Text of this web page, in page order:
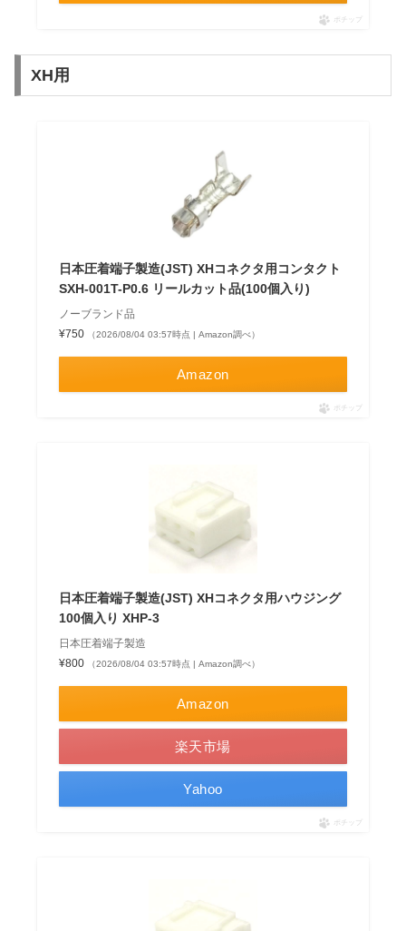
ポチップ
XH用
日本圧着端子製造(JST) XHコネクタ用コンタクト
SXH-001T-P0.6 リールカット品(100個入り)
ノーブランド品
¥750
（2026/08/04 03:57時点 | Amazon調べ）
Amazon
ポチップ
日本圧着端子製造(JST) XHコネクタ用ハウジング
100個入り XHP-3
日本圧着端子製造
¥800
（2026/08/04 03:57時点 | Amazon調べ）
Amazon
楽天市場
Yahoo
ポチップ